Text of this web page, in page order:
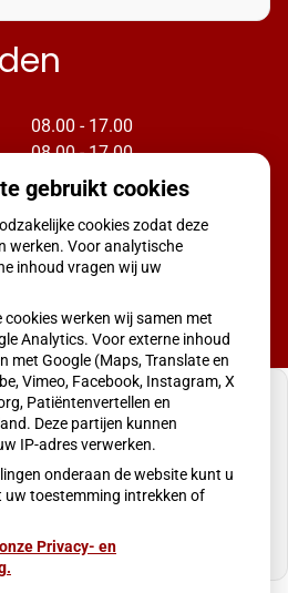
08.00 - 17.00
08.00 - 17.00
08.00 - 17.00
08:00 - 17.00
08.00 - 17.00
gegeven voor
die nodig is om dit te zien.
wijzigen
gebruikt cookies
cookies zodat deze
werken. Voor analytische
inhoud vragen wij uw
werken wij samen met
Analytics. Voor externe inhoud
met Google (Maps, Translate en
Vimeo, Facebook, Instagram, X
Patiëntenvertellen en
Deze partijen kunnen
IP-adres verwerken.
onderaan de website kunt u
uw toestemming intrekken of
Privacy- en